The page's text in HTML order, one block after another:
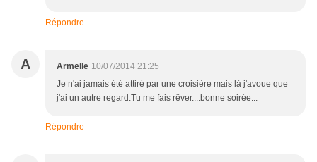
Répondre
A Armelle 10/07/2014 21:25
Je n'ai jamais été attiré par une croisière mais là j'avoue que
j'ai un autre regard.Tu me fais rêver....bonne soirée...
Répondre